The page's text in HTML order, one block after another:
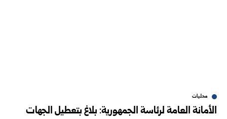
محليات
الأمانة العامة لرئاسة الجمهورية: بلاغ بتعطيل الجهات